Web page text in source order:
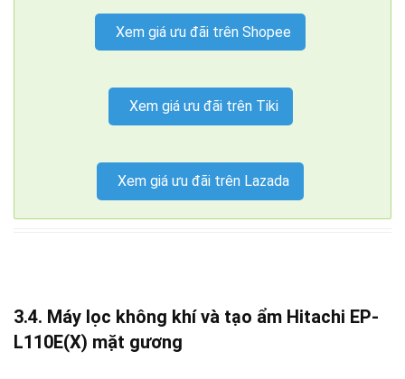
Xem giá ưu đãi trên Shopee
Xem giá ưu đãi trên Tiki
Xem giá ưu đãi trên Lazada
3.4. Máy lọc không khí và tạo ẩm Hitachi EP-
L110E(X) mặt gương